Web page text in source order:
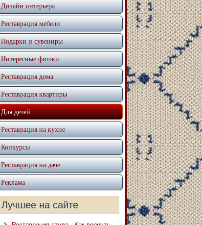
Дизайн интерьера
Реставрация мебели
Подарки и сувениры
Интересные фишки
Реставрация дома
Реставрация квартиры
Для детей
Реставрация на кухне
Конкурсы
Реставрация на даче
Реклама
Лучшее на сайте